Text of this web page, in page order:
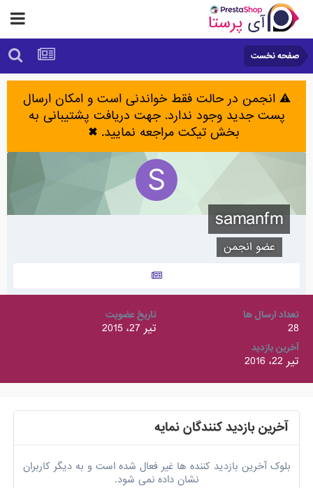
صفحه نخست
⚠️ انجمن در حالت فقط خواندنی است و امکان ارسال
پست جدید وجود ندارد. جهت دریافت پشتیبانی به
بخش تیکت مراجعه نمایید.✖
samanfm
عضو انجمن
تعداد ارسال ها
28
تاریخ عضویت
تیر 27، 2015
آخرین بازدید
تیر 22، 2016
آخرین بازدید کنندگان نمایه
بلوک آخرین بازدید کننده ها غیر فعال شده است و به دیگر کاربران
نشان داده نمی شود.